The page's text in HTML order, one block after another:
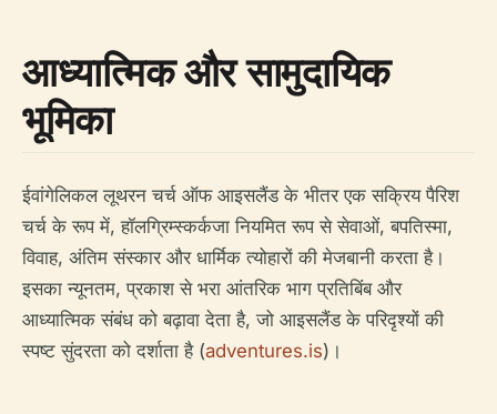
आध्यात्मिक और सामुदायिक
भूमिका
ईवांगेलिकल लूथरन चर्च ऑफ आइसलैंड के भीतर एक सक्रिय पैरिश
चर्च के रूप में, हॉलग्रिम्स्कर्कजा नियमित रूप से सेवाओं, बपतिस्मा,
विवाह, अंतिम संस्कार और धार्मिक त्योहारों की मेजबानी करता है।
इसका न्यूनतम, प्रकाश से भरा आंतरिक भाग प्रतिबिंब और
आध्यात्मिक संबंध को बढ़ावा देता है, जो आइसलैंड के परिदृश्यों की
स्पष्ट सुंदरता को दर्शाता है (adventures.is)।